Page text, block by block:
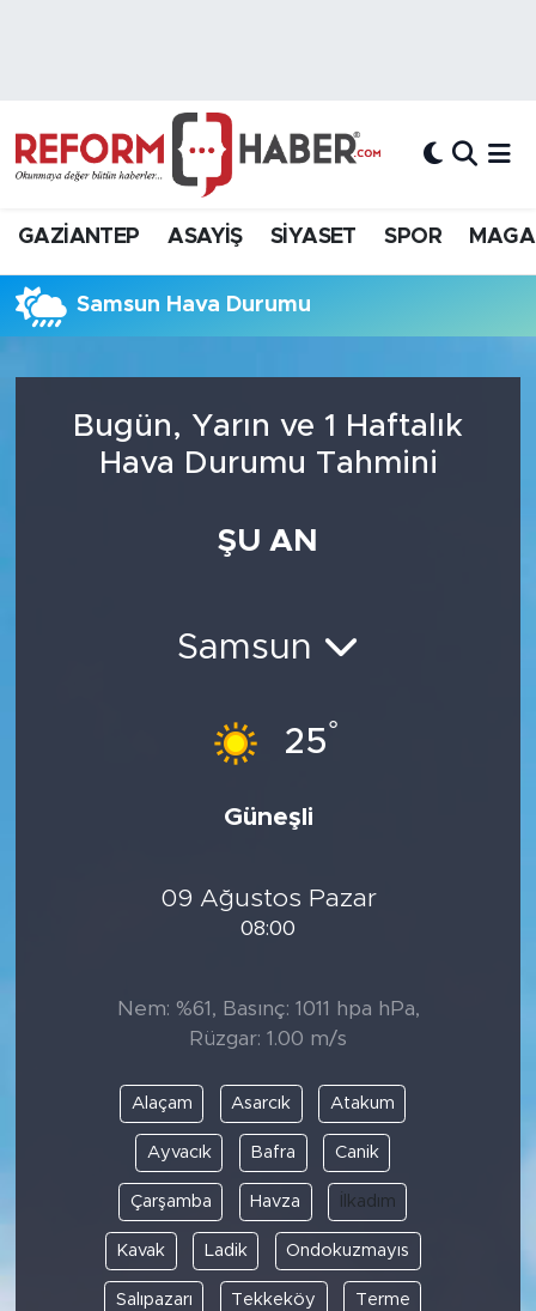
GAZİANTEP ASAYİŞ SİYASET SPOR
Samsun Hava Durumu
Bugün, Yarın ve 1 Haftalık
Hava Durumu Tahmini
ŞU AN
Samsun
25°
Güneşli
09 Ağustos Pazar
08:00
Nem: %61, Basınç: 1011 hpa hPa,
Rüzgar: 1.00 m/s
Alaçam Asarcık Atakum
Ayvacık Bafra Canik
Çarşamba Havza İlkadım
Kavak Ladik Ondokuzmayıs
Salıpazarı Tekkeköy Terme
Hava Durumu
Süper Lig Puan Durumu ve Fikstür
Tüm Manşetler
Haber Arşivi